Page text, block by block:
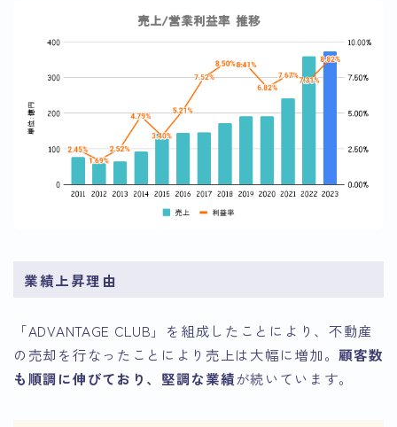
業績上昇理由
「ADVANTAGE CLUB」を組成したことにより、不動産
の売却を行なったことにより売上は大幅に増加。 顧客数
も順調に伸びており、堅調な業績が続いています。